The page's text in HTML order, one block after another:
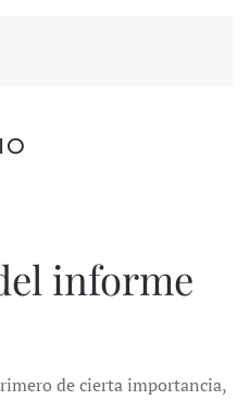
informe
de cierta importancia,